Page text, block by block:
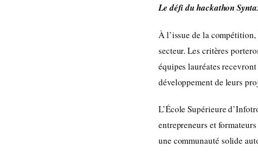
Le défi du hackathon
À l’issue de la
secteur. Les critères
équipes lauréates
développement de leurs
L’École Supérieure
entrepreneurs et
une communauté solide